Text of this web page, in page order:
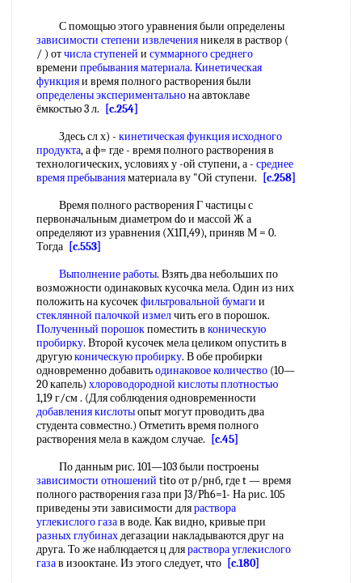
С помощью этого уравнения были определены
зависимости степени извлеченияникеля в раствор (
/ ) отчисла ступеней и суммарного среднего
времени пребывания материала. Кинетическая
функцияи время полного растворения были
определены экспериментальнона автоклаве
ёмкостью 3 л.
[c.254]
Здесь сл х) - кинетическая функцияисходного
продукта, а ф= где - время полного растворения в
технологических, условиях у -ой ступени, а - среднее
время пребыванияматериала ву "Ой ступени.
[c.258]
Время полного растворения Г частицы с
первоначальным диаметром do и массой Ж а
определяют из уравнения (Х1П,49), приняв М = 0.
Тогда [c.553]
Выполнение работы. Взять два небольших по
возможности одинаковых кусочка мела. Один из них
положить на кусочекфильтровальной бумаги и
стеклянной палочкой измелчить его в порошок.
Полученный порошокпоместить в коническую
пробирку. Второй кусочек мела целиком опустить в
другуюконическую пробирку. В обе пробирки
одновременно добавитьодинаковое количество (10—
20 капель) хлороводородной кислоты плотностью
1,19 г/см . (Для соблюдения одновременности
добавления кислотыопыт могут проводить два
студента совместно.) Отметить время полного
растворения мела в каждом случае.
[c.45]
По данным рис. 101—103 были построены
зависимости отношений tito от р/рнб, где t — время
полного растворения газа при J3/Ph6=1- На рис. 105
приведены эти зависимости дляраствора
углекислого газав воде. Как видно, кривые при
разных глубинахдегазации накладываются друг на
друга. То же наблюдается ц дляраствора углекислого
газав изооктане. Из этого следует, что [c.180]